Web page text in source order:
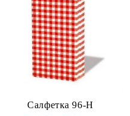
Салфетка 96-Н